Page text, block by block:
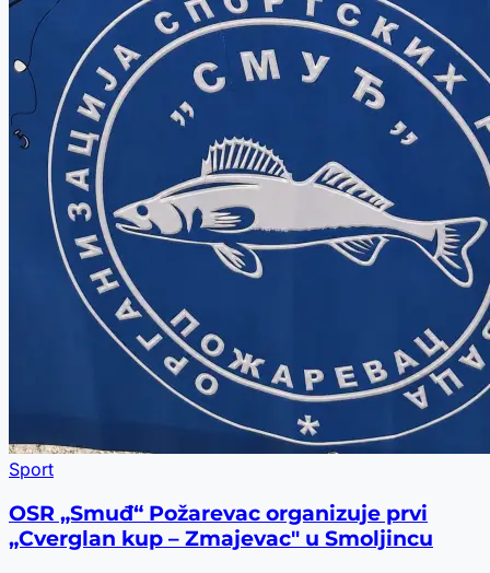
Sport
OSR „Smuđ“ Požarevac organizuje prvi
„Cverglan kup – Zmajevac" u Smoljincu